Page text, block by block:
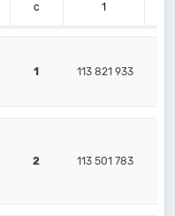
c 1
1 113 821 933
2 113 501 783